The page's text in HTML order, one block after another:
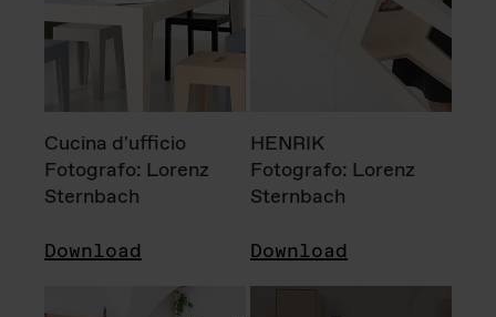
Cucina d'ufficio
Fotografo: Lorenz
Sternbach
Download
HENRIK
Fotografo: Lorenz
Sternbach
Download